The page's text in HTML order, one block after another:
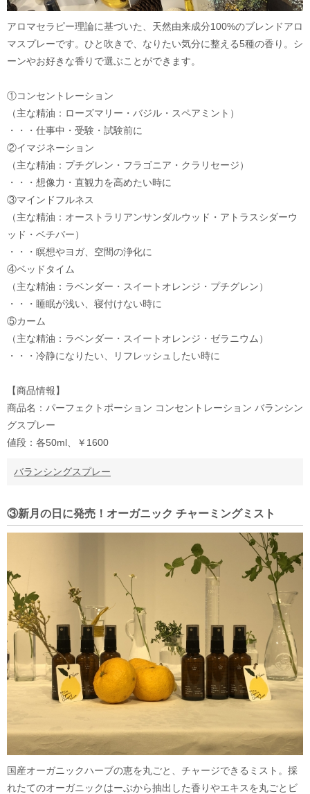
アロマセラピー理論に基づいた、天然由来成分100%のブレンドアロ
マスプレーです。ひと吹きで、なりたい気分に整える5種の香り。シ
ーンやお好きな香りで選ぶことができます。
①コンセントレーション
（主な精油：ローズマリー・バジル・スペアミント）
・・・仕事中・受験・試験前に
②イマジネーション
（主な精油：プチグレン・フラゴニア・クラリセージ）
・・・想像力・直観力を高めたい時に
③マインドフルネス
（主な精油：オーストラリアンサンダルウッド・アトラスシダーウ
ッド・ベチバー）
・・・瞑想やヨガ、空間の浄化に
④ベッドタイム
（主な精油：ラベンダー・スイートオレンジ・プチグレン）
・・・睡眠が浅い、寝付けない時に
⑤カーム
（主な精油：ラベンダー・スイートオレンジ・ゼラニウム）
・・・冷静になりたい、リフレッシュしたい時に
【商品情報】
商品名：パーフェクトポーション コンセントレーション バランシン
グスプレー
値段：各50ml、￥1600
バランシングスプレー
③新月の日に発売！オーガニック チャーミングミスト
国産オーガニックハーブの恵を丸ごと、チャージできるミスト。採
れたてのオーガニックはーぶから抽出した香りやエキスを丸ごとビ